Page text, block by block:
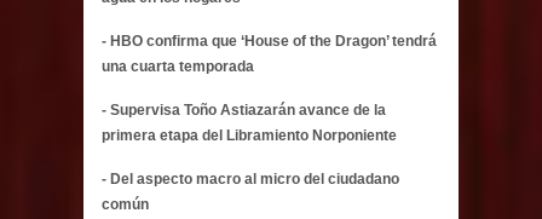
- HBO confirma que ‘House of the Dragon’ tendrá
una cuarta temporada
- Supervisa Toño Astiazarán avance de la
primera etapa del Libramiento Norponiente
- Del aspecto macro al micro del ciudadano
común